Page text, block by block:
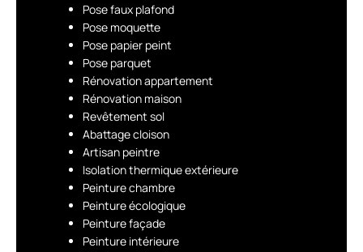
Pose faux plafond
Pose moquette
Pose papier peint
Pose parquet
Rénovation appartement
Rénovation maison
Revêtement sol
Abattage cloison
Artisan peintre
Isolation thermique extérieure
Peinture chambre
Peinture écologique
Peinture façade
Peinture intérieure